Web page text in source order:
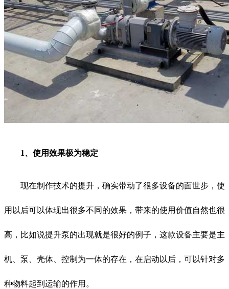
1、使用效果极为稳定
现在制作技术的提升，确实带动了很多设备的面世步，使
用以后可以体现出很多不同的效果，带来的使用价值自然也很
高，比如说提升泵的出现就是很好的例子，这款设备主要是主
机、泵、壳体、控制为一体的存在，在启动以后，可以针对多
种物料起到运输的作用。